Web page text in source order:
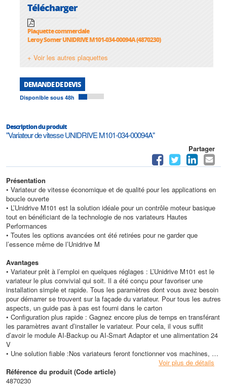
Télécharger
Plaquette commerciale
Leroy Somer UNIDRIVE M101-034-00094A (4870230)
+ Voir les autres plaquettes
DEMANDE DE DEVIS
Disponible sous 48h
Description du produit
"Variateur de vitesse UNIDRIVE M101-034-00094A"
Partager
Présentation
• Variateur de vitesse économique et de qualité pour les applications en
boucle ouverte
• L’Unidrive M101 est la solution idéale pour un contrôle moteur basique
tout en bénéficiant de la technologie de nos variateurs Hautes
Performances
• Toutes les options avancées ont été retirées pour ne garder que
l’essence même de l’Unidrive M
Avantages
• Variateur prêt à l’emploi en quelques réglages : L’Unidrive M101 est le
variateur le plus convivial qui soit. Il a été conçu pour favoriser une
installation simple et rapide. Tous les paramètres dont vous avez besoin
pour démarrer se trouvent sur la façade du variateur. Pour tous les autres
aspects, un guide pas à pas est fourni dans le carton
• Configuration plus rapide : Gagnez encore plus de temps en transférant
les paramètres avant d’installer le variateur. Pour cela, il vous suffit
d’avoir le module AI-Backup ou AI-Smart Adaptor et une alimentation 24
V
• Une solution fiable :Nos variateurs feront fonctionner vos machines, y
compris dans les environnements les plus difficiles. Leur fonctionnement
est conforme aux normes internationales CEI 60068-2-60 aux niveaux
définis par la norme CEI 721-3-3 2C3
Voir plus de détails
Référence du produit (Code article)
4870230